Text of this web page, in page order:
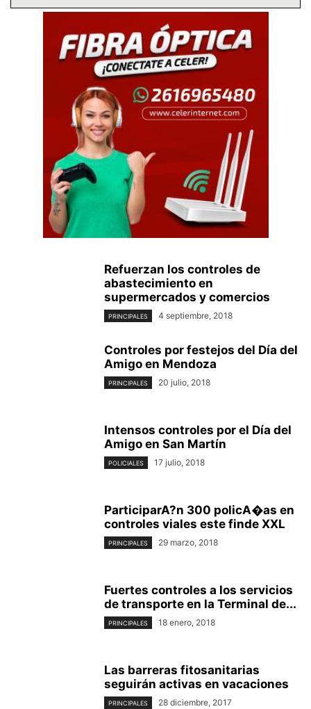
Refuerzan los controles de
abastecimiento en
supermercados y comercios
PRINCIPALES 4 septiembre, 2018
Controles por festejos del Día del
Amigo en Mendoza
PRINCIPALES 20 julio, 2018
Intensos controles por el Día del
Amigo en San Martín
POLICIALES 17 julio, 2018
ParticiparA?n 300 policA�as en
controles viales este finde XXL
PRINCIPALES 29 marzo, 2018
Fuertes controles a los servicios
de transporte en la Terminal de...
PRINCIPALES 18 enero, 2018
Las barreras fitosanitarias
seguirán activas en vacaciones
PRINCIPALES 28 diciembre, 2017